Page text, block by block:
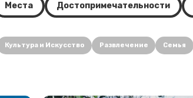
Места Достопримечательности
Культура и Искусство Развлечение Семья